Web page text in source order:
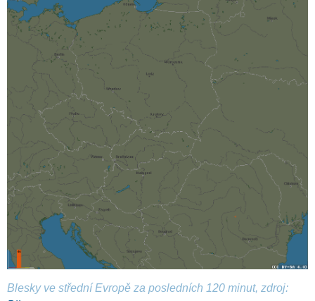
Blesky ve střední Evropě za posledních 120 minut, zdroj: